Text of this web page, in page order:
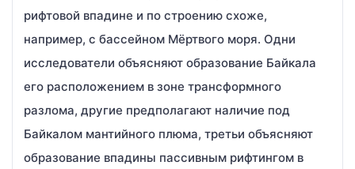
рифтовой впадине и по строению схоже,
например, с бассейном Мёртвого моря. Одни
исследователи объясняют образование Байкала
его расположением в зоне трансформного
разлома, другие предполагают наличие под
Байкалом мантийного плюма, третьи объясняют
образование впадины пассивным рифтингом в